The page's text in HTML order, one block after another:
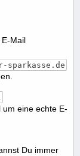
Mail
sparkasse.de
um eine echte E-
Du immer